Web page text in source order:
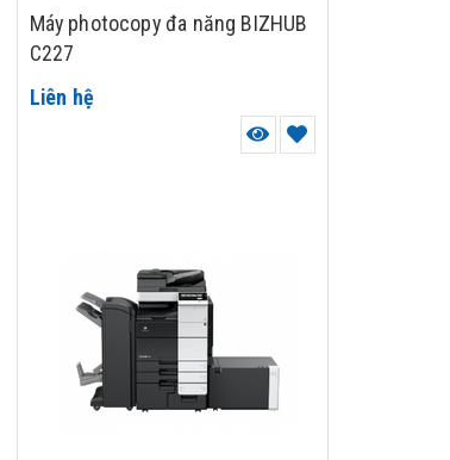
Máy photocopy đa năng BIZHUB
C227
Liên hệ